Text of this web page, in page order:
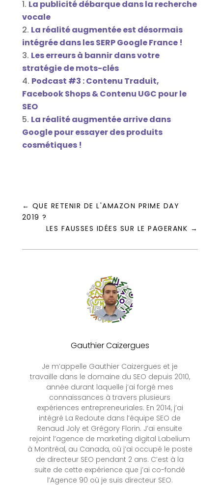
La publicité débarque dans la recherche
vocale
La réalité augmentée est désormais
intégrée dans les SERP Google France !
Les erreurs à bannir dans votre
stratégie de mots-clés
Podcast #3 : Contenu Traduit,
Facebook Shops & Contenu UGC pour le
SEO
La réalité augmentée arrive dans
Google pour essayer des produits
cosmétiques !
← QUE RETENIR DE L'AMAZON PRIME DAY
2019 ?
LES FAUSSES IDÉES SUR LE PAGERANK →
Gauthier Caizergues
Je m’appelle Gauthier Caizergues et je
travaille dans le domaine du SEO depuis 2010,
année durant laquelle j’ai forgé mes
connaissances à travers plusieurs
expériences entrepreneuriales. En 2014, j’ai
intégré La Redoute dans l’équipe SEO de
Renaud Joly et Grégory Florin. J’ai ensuite
rejoint l’agence de marketing digital Labelium
à Montréal, au Canada, où j’ai occupé le poste
de directeur SEO pendant 2 ans. C’est à la
suite de cette expérience que j’ai co-fondé
l’Agence 90 où je suis directeur SEO.